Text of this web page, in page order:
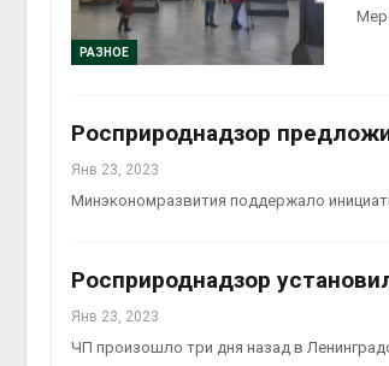
РАЗНОЕ
Росприроднадзор
Янв 23, 2023
Минэкономразвития поддержало
Росприроднадзор
Янв 23, 2023
ЧП произошло три дня назад в